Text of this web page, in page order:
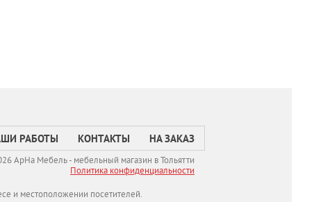
РАБОТЫ КОНТАКТЫ НА ЗАКАЗ
АрНа Мебель - мебельный магазин в Тольятти
Политикa конфиденциальности
и местоположении посетителей.